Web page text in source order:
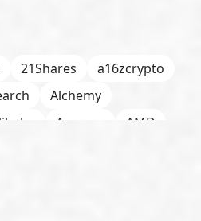
21Shares
a16zcrypto
Alchemy
Amazon
AMD